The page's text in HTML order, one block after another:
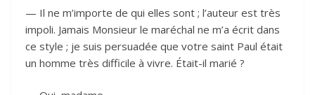
— Il ne m’importe de qui elles sont ; l’auteur est très
impoli. Jamais Monsieur le maréchal ne m’a écrit dans
ce style ; je suis persuadée que votre saint Paul était
un homme très difficile à vivre. Était-il marié ?